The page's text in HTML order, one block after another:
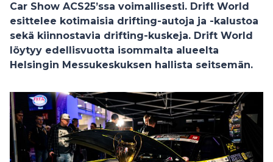
Car Show ACS25’ssa voimallisesti. Drift World
esittelee kotimaisia drifting-autoja ja -kalustoa
sekä kiinnostavia drifting-kuskeja. Drift World
löytyy edellisvuotta isommalta alueelta
Helsingin Messukeskuksen hallista seitsemän.